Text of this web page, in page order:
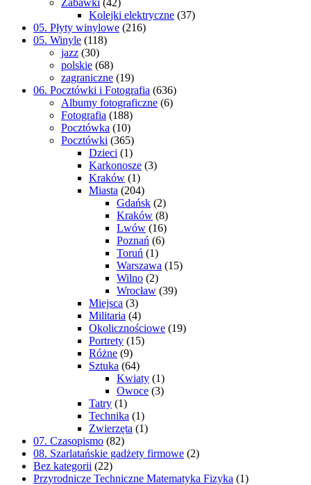
Zabawki (42)
Kolejki elektryczne (37)
05. Płyty winylowe (216)
05. Winyle (118)
jazz (30)
polskie (68)
zagraniczne (19)
06. Pocztówki i Fotografia (636)
Albumy fotograficzne (6)
Fotografia (188)
Pocztówka (10)
Pocztówki (365)
Dzieci (1)
Karkonosze (3)
Kraków (1)
Miasta (204)
Gdańsk (2)
Kraków (8)
Lwów (16)
Poznań (6)
Toruń (1)
Warszawa (15)
Wilno (2)
Wrocław (39)
Miejsca (3)
Militaria (4)
Okolicznościowe (19)
Portrety (15)
Różne (9)
Sztuka (64)
Kwiaty (1)
Owoce (3)
Tatry (1)
Technika (1)
Zwierzęta (1)
07. Czasopismo (82)
08. Szarlatańskie gadżety firmowe (2)
Bez kategorii (22)
Przyrodnicze Techniczne Matematyka Fizyka (1)